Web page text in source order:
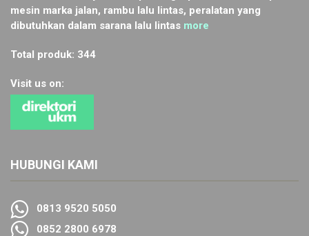
mesin marka jalan, rambu lalu lintas, peralatan yang
dibutuhkan dalam sarana lalu lintas more
Total produk: 344
Visit us on:
HUBUNGI KAMI
0813 9520 5050
0852 2800 6978